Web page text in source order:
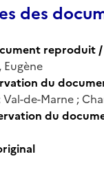
des
reproduit
du
Val-de-Marne ;
du